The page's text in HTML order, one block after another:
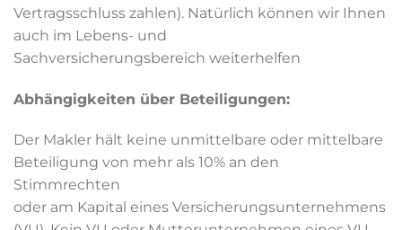
Vertragsschluss zahlen). Natürlich können wir Ihnen
auch im Lebens- und
Sachversicherungsbereich weiterhelfen
Abhängigkeiten über Beteiligungen:
Der Makler hält keine unmittelbare oder mittelbare
Beteiligung von mehr als 10% an den
Stimmrechten
oder am Kapital eines Versicherungsunternehmens